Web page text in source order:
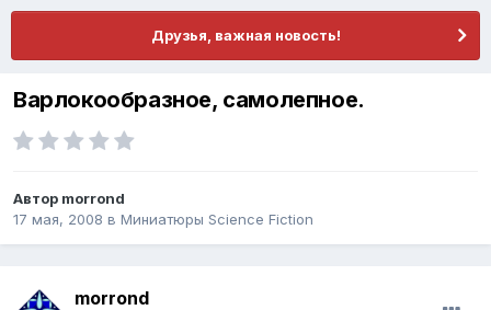
Друзья, важная новость!
Варлокообразное, самолепное.
Автор morrond
17 мая, 2008 в Миниатюры Science Fiction
morrond